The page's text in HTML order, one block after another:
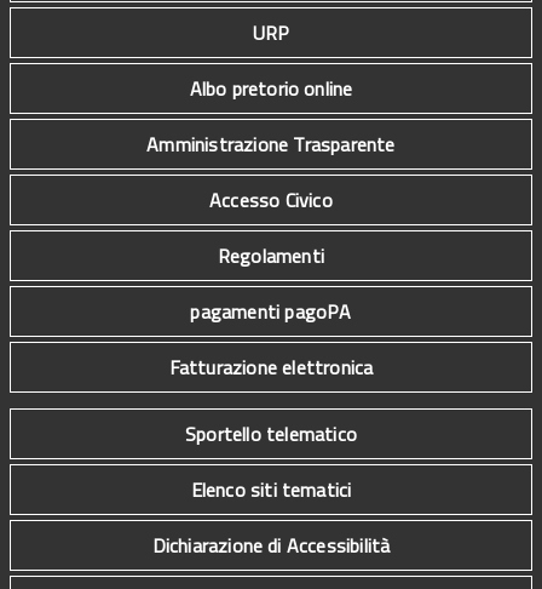
URP
Albo pretorio online
Amministrazione Trasparente
Accesso Civico
Regolamenti
pagamenti pagoPA
Fatturazione elettronica
Sportello telematico
Elenco siti tematici
Dichiarazione di Accessibilità